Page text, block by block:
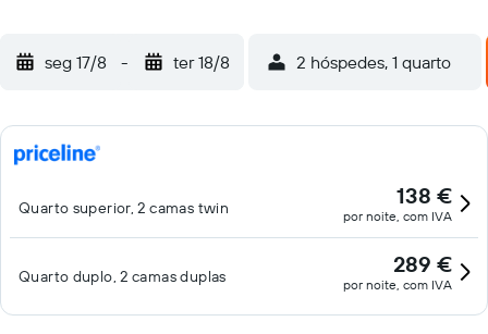
seg 17/8 - ter 18/8 2 hóspedes, 1 quarto
Quarto superior, 2 camas twin 138 €
por noite, com IVA
Quarto duplo, 2 camas duplas 289 €
por noite, com IVA